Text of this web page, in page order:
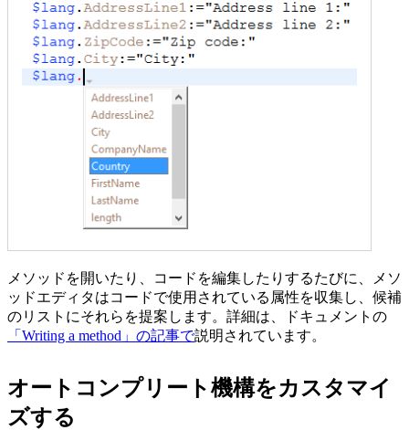
メソッドを開いたり、コードを編集したりするたびに、メソ
ッドエディタはコードで使用されている属性を収集し、候補
のリストにそれらを提案します。詳細は、ドキュメントの
「Writing a method」の記事で説明されています。
オートコンプリート機構をカスタマイ
ズする